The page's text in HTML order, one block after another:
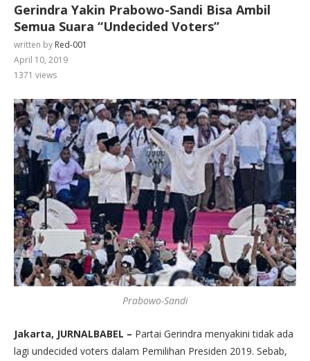
Gerindra Yakin Prabowo-Sandi Bisa Ambil
Semua Suara “Undecided Voters”
written by Red-001
April 10, 2019
1371 views
Prabowo-Sandi
Jakarta, JURNALBABEL – Partai Gerindra menyakini tidak ada
lagi undecided voters dalam Pemilihan Presiden 2019. Sebab,